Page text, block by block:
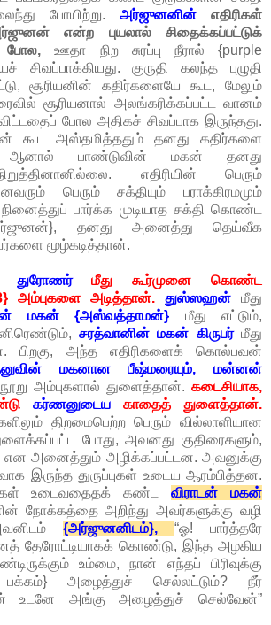
போயிற்று. அர்ஜுனனின் எதிரிகள்
என்ற புயலால் சிதைக்கப்பட்டுக்
போல, ஊதா நிற சுரப்பு நீரால் {purple
சிவப்பாக்கியது. குருதி கலந்த புழுதி
சூரியனின் கதிர்களையே கூட, மேலும்
சூரியனால் அலங்கரிக்கப்பட்ட வானம்
போல அதிகச் சிவப்பாக இருந்தது.
கூட அஸ்தமித்ததும் தனது கதிர்களை
ஆனால் பாண்டுவின் மகன் தனது
எதிரியின் பெரும்
பெரும் சக்தியும் பராக்கிரமமும்
பார்க்க முடியாத சக்தி கொண்ட
தனது அனைத்து தெய்வீக
மூழ்கடித்தான்.
துரோணர்மீது கூர்முனை கொண்ட
அம்புகளை அடித்தான்.
துஸ்ஸஹன் மீது
மகன் {அஸ்வத்தாமன்} மீது எட்டும்,
சரத்வானின் மகன் கிருபர்மீது
பிறகு, அந்த எதிரிகளைக் கொல்பவன்
மகனான பீஷ்மரையும், மன்னன்
நூறு அம்புகளால் துளைத்தான். கடைசியாக,
கர்ணனுடைய காதைத் துளைத்தான்.
திறமைபெற்ற பெரும் வில்லாளியான
போது, அவனது குதிரைகளும்,
என அனைத்தும் அழிக்கப்பட்டன. அவனுக்கு
இருந்த துருப்புகள் உடைய ஆரம்பித்தன.
உடைவதைதக் கண்டவிராடன் மகன்
நோக்கத்தை அறிந்து அவர்களுக்கு வழி
{அர்ஜுனனிடம்}, “ஓ! பார்த்தரே
தேரோட்டியாகக் கொண்டு, இந்த அழகிய
உம்மை, நான் எந்தப் பிரிவுக்கு
பக்கம்} அழைத்துச் செல்லட்டும்? நீர்
உடனே அங்கு அழைத்துச் செல்வேன்”